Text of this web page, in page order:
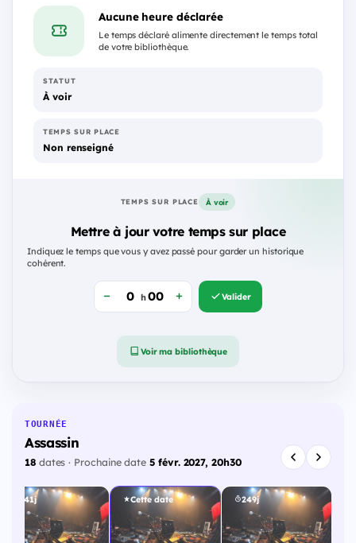
Aucune heure déclarée
Le temps déclaré alimente directement le temps total
de votre bibliothèque.
STATUT
À voir
TEMPS SUR PLACE
Non renseigné
TEMPS SUR PLACE À voir
Mettre à jour votre temps sur place
Indiquez le temps que vous y avez passé pour garder un historique
cohérent.
h Valider
Voir ma bibliothèque
TOURNÉE
Assassin
18dates · Prochaine date5 févr. 2027, 20h30
241j Cette date 249j